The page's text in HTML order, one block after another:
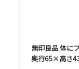
無印良品 体に
奥行65×高さ